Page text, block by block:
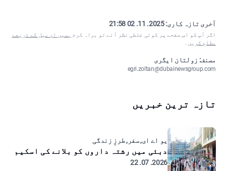
آخری تازہ کاری:2025. 11. 02 21:58
اگر آپ کو اس صفحے پر کوئی غلطی نظر آئے تو براہ کرم ہمیں ای میل کے ذریعے
مطلع کریں ۔
مصنف: زولتان ایگری
egri.zoltan@dubainewsgroup.com
تازہ ترین خبریں
یو اے ای, سفر, طرزِ زندگی
دبئی میں رشتہ داروں کو بلانے کی اسکیم
2026. 07. 22